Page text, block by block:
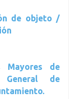
de objeto /
Mayores de
de